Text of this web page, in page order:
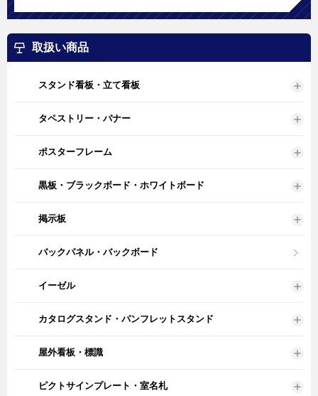
取扱い商品
スタンド看板・立て看板
タペストリー・バナー
ポスターフレーム
黒板・ブラックボード・ホワイトボード
掲示板
バックパネル・バックボード
イーゼル
カタログスタンド・パンフレットスタンド
屋外看板・標識
ピクトサインプレート・室名札